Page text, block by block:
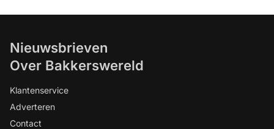
Nieuwsbrieven
Over Bakkerswereld
Klantenservice
Adverteren
Contact